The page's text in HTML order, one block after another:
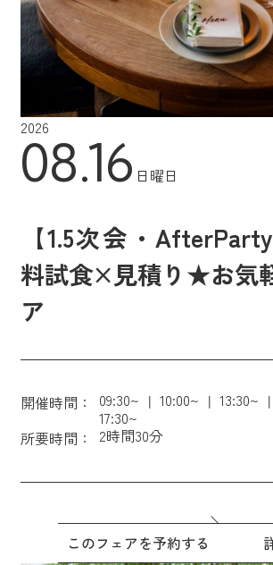
2026
08.16 日曜日
【1.5次会・
料試食×見積り★お気
ア
開催時間： 09:30~ 10:00~ 13:30~
17:30~
所要時間：
2時間30分
このフェアを予約する